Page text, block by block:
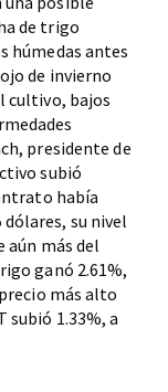
de trigo
húmedas antes
de invierno
cultivo, bajos
presidente de
subió
había
su nivel
aún más del
ganó 2.61%,
más alto
subió 1.33%, a